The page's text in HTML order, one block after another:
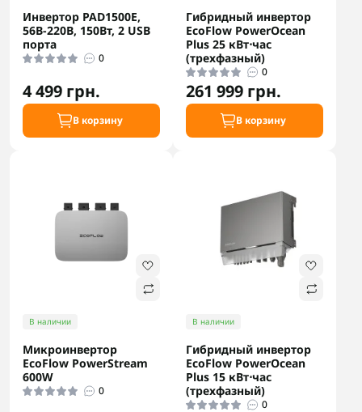
Инвертор PAD1500E,
56В-220В, 150Вт, 2 USB
порта
0
4 499 грн.
В корзину
Гибридный инвертор
EcoFlow PowerOcean
Plus 25 кВт⋅час
(трехфазный)
0
261 999 грн.
В корзину
В наличии
Микроинвертор
EcoFlow PowerStream
600W
0
В наличии
Гибридный инвертор
EcoFlow PowerOcean
Plus 15 кВт⋅час
(трехфазный)
0